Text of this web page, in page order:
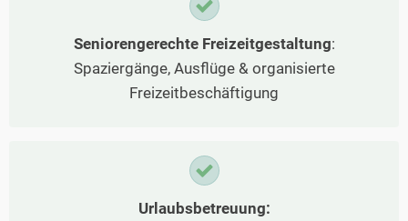
Seniorengerechte Freizeitgestaltung:
Spaziergänge, Ausflüge & organisierte
Freizeitbeschäftigung
Urlaubsbetreuung: